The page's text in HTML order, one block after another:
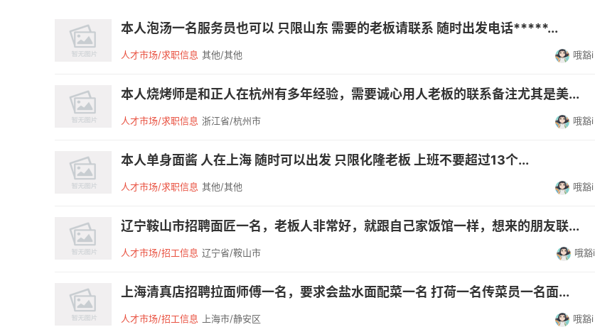
本人泡汤一名服务员也可以 只限山东 需要的老板请联系 随时出发电话*****...
人才市场/求职信息 其他/其他 哦豁i
本人烧烤师是和正人在杭州有多年经验，需要诚心用人老板的联系备注尤其是美...
人才市场/求职信息 浙江省/杭州市 哦豁i
本人单身面酱 人在上海 随时可以出发 只限化隆老板 上班不要超过13个...
人才市场/求职信息 其他/其他 哦豁i
辽宁鞍山市招聘面匠一名，老板人非常好，就跟自己家饭馆一样，想来的朋友联...
人才市场/招工信息 辽宁省/鞍山市 哦豁i
上海清真店招聘拉面师傅一名，要求会盐水面配菜一名 打荷一名传菜员一名面...
人才市场/招工信息 上海市/静安区 哦豁i